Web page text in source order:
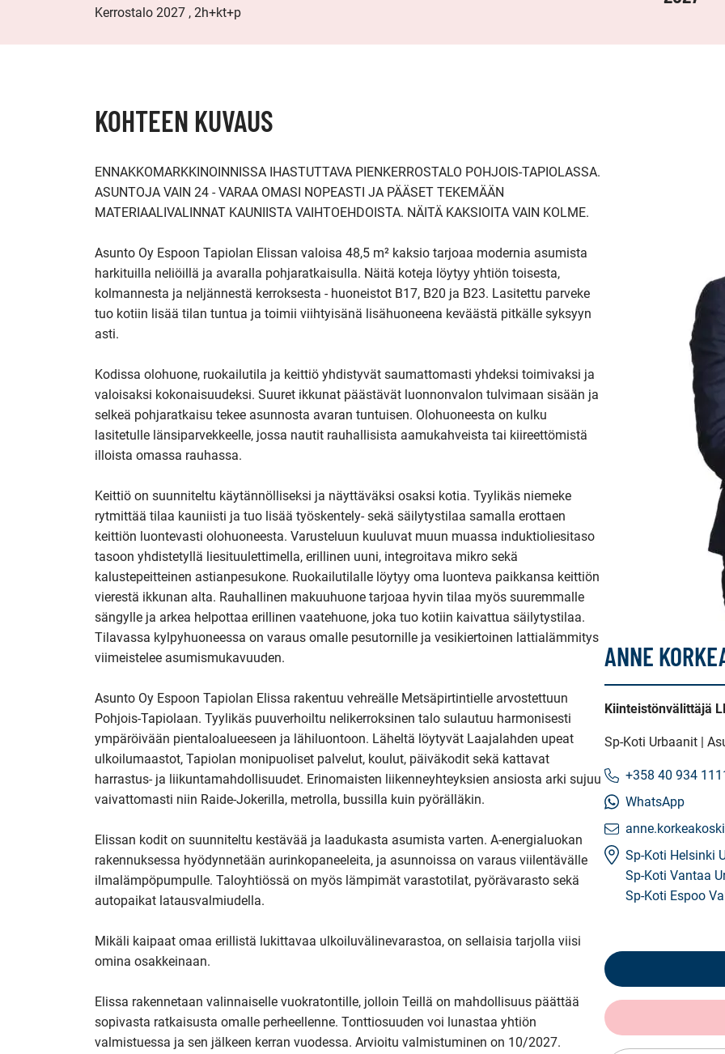
Kerrostalo 2027 , 2h+kt+p
KOHTEEN KUVAUS
ENNAKKOMARKKINOINNISSA IHASTUTTAVA PIENKERROSTALO POHJOIS-TAPIOLASSA.
ASUNTOJA VAIN 24 - VARAA OMASI NOPEASTI JA PÄÄSET TEKEMÄÄN
MATERIAALIVALINNAT KAUNIISTA VAIHTOEHDOISTA. NÄITÄ KAKSIOITA VAIN KOLME.
Asunto Oy Espoon Tapiolan Elissan valoisa 48,5 m² kaksio tarjoaa modernia asumista
harkituilla neliöillä ja avaralla pohjaratkaisulla. Näitä koteja löytyy yhtiön toisesta,
kolmannesta ja neljännestä kerroksesta - huoneistot B17, B20 ja B23. Lasitettu parveke
tuo kotiin lisää tilan tuntua ja toimii viihtyisänä lisähuoneena keväästä pitkälle syksyyn
asti.
Kodissa olohuone, ruokailutila ja keittiö yhdistyvät saumattomasti yhdeksi toimivaksi ja
valoisaksi kokonaisuudeksi. Suuret ikkunat päästävät luonnonvalon tulvimaan sisään ja
selkeä pohjaratkaisu tekee asunnosta avaran tuntuisen. Olohuoneesta on kulku
lasitetulle länsiparvekkeelle, jossa nautit rauhallisista aamukahveista tai kiireettömistä
illoista omassa rauhassa.
Keittiö on suunniteltu käytännölliseksi ja näyttäväksi osaksi kotia. Tyylikäs niemeke
rytmittää tilaa kauniisti ja tuo lisää työskentely- sekä säilytystilaa samalla erottaen
keittiön luontevasti olohuoneesta. Varusteluun kuuluvat muun muassa induktioliesitaso
tasoon yhdistetyllä liesituulettimella, erillinen uuni, integroitava mikro sekä
kalustepeitteinen astianpesukone. Ruokailutilalle löytyy oma luonteva paikkansa keittiön
vierestä ikkunan alta. Rauhallinen makuuhuone tarjoaa hyvin tilaa myös suuremmalle
sängylle ja arkea helpottaa erillinen vaatehuone, joka tuo kotiin kaivattua säilytystilaa.
Tilavassa kylpyhuoneessa on varaus omalle pesutornille ja vesikiertoinen lattialämmitys
viimeistelee asumismukavuuden.
Asunto Oy Espoon Tapiolan Elissa rakentuu vehreälle Metsäpirtintielle arvostettuun
Pohjois-Tapiolaan. Tyylikäs puuverhoiltu nelikerroksinen talo sulautuu harmonisesti
ympäröivään pientaloalueeseen ja lähiluontoon. Läheltä löytyvät Laajalahden upeat
ulkoilumaastot, Tapiolan monipuoliset palvelut, koulut, päiväkodit sekä kattavat
harrastus- ja liikuntamahdollisuudet. Erinomaisten liikenneyhteyksien ansiosta arki sujuu
vaivattomasti niin Raide-Jokerilla, metrolla, bussilla kuin pyörälläkin.
Elissan kodit on suunniteltu kestävää ja laadukasta asumista varten. A-energialuokan
rakennuksessa hyödynnetään aurinkopaneeleita, ja asunnoissa on varaus viilentävälle
ilmalämpöpumpulle. Taloyhtiössä on myös lämpimät varastotilat, pyörävarasto sekä
autopaikat latausvalmiudella.
Mikäli kaipaat omaa erillistä lukittavaa ulkoiluvälinevarastoa, on sellaisia tarjolla viisi
omina osakkeinaan.
Elissa rakennetaan valinnaiselle vuokratontille, jolloin Teillä on mahdollisuus päättää
sopivasta ratkaisusta omalle perheellenne. Tonttiosuuden voi lunastaa yhtiön
valmistuessa ja sen jälkeen kerran vuodessa. Arvioitu valmistuminen on 10/2027.
ANNE
Kiinteistönvälittäjä
Sp-Koti Urbaanit |
+358 40 934
WhatsApp
Sp-Koti Helsinki
Sp-Koti Vantaa
Sp-Koti Espoo